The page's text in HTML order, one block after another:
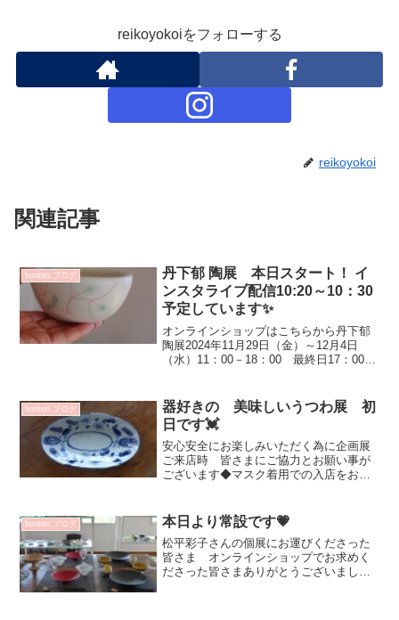
reikoyokoiをフォローする
reikoyokoi
関連記事
bonton.ブログ
丹下郁 陶展 本日スタート！ イ
ンスタライブ配信10:20～10：30
予定しています✨
オンラインショップはこちらから丹下郁
陶展2024年11月29日（金）～12月4日
（水）11：00－18：00 最終日17：00会
ん季節を楽しむオブジェを含め様々な...
bonton.ブログ
器好きの 美味しいうつわ展 初
日です💓
安心安全にお楽しみいただく為に企画展
ご来店時 皆さまにご協力とお願い事が
ございます◆マスク着用での入店をお願
ていただきます◆入口で手指アルコール
消毒をお願いします（準備し...
bonton.ブログ 本日より常設です💗
松平彩子さんの個展にお運びくださった
皆さま オンラインショップでお求めく
ださった皆さまありがとうございました